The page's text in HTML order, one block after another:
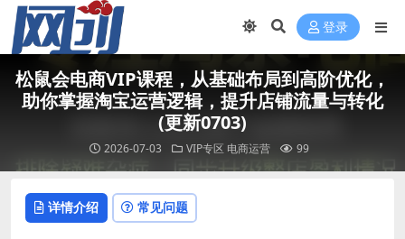
登录
松鼠会电商VIP课程，从基础布局到高阶优化，
助你掌握淘宝运营逻辑，提升店铺流量与转化
(更新0703)
2026-07-03 VIP专区 电商运营 99
详情介绍 常见问题